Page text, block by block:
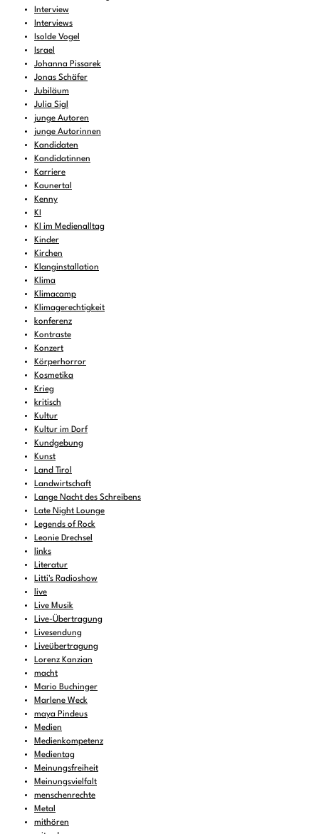
Interview
Interviews
Isolde Vogel
Israel
Johanna Pissarek
Jonas Schäfer
Jubiläum
Julia Sigl
junge Autoren
junge Autorinnen
Kandidaten
Kandidatinnen
Karriere
Kaunertal
Kenny
KI
KI im Medienalltag
Kinder
Kirchen
Klanginstallation
Klima
Klimacamp
Klimagerechtigkeit
konferenz
Kontraste
Konzert
Körperhorror
Kosmetika
Krieg
kritisch
Kultur
Kultur im Dorf
Kundgebung
Kunst
Land Tirol
Landwirtschaft
Lange Nacht des Schreibens
Late Night Lounge
Legends of Rock
Leonie Drechsel
links
Literatur
Litti's Radioshow
live
Live Musik
Live-Übertragung
Livesendung
Liveübertragung
Lorenz Kanzian
macht
Mario Buchinger
Marlene Weck
maya Pindeus
Medien
Medienkompetenz
Medientag
Meinungsfreiheit
Meinungsvielfalt
menschenrechte
Metal
mithören